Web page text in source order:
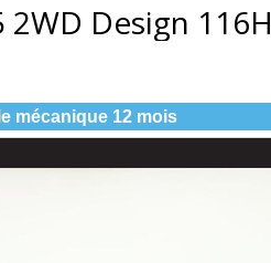
Design 116H
mécanique 12 mois